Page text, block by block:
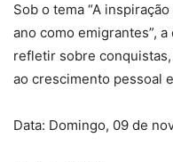
Sob o tema “A
ano como emigrantes”,
refletir sobre
ao crescimento pessoal
Data: Domingo, 09 de